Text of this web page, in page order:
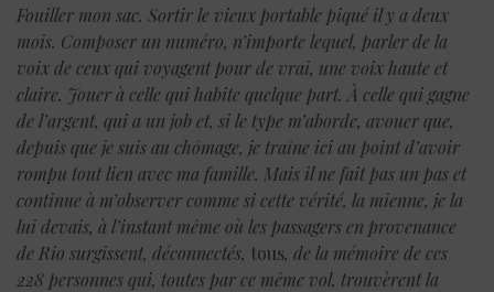
Fouiller mon sac. Sortir le vieux portable piqué il y a deux
mois. Composer un numéro, n’importe lequel, parler de la
voix de ceux qui voyagent pour de vrai, une voix haute et
claire. Jouer à celle qui habite quelque part. À celle qui gagne
de l’argent, qui a un job et, si le type m’aborde, avouer que,
depuis que je suis au chômage, je traîne ici au point d’avoir
rompu tout lien avec ma famille. Mais il ne fait pas un pas et
continue à m’observer comme si cette vérité, la mienne, je la
lui devais, à l’instant même où les passagers en provenance
de Rio surgissent, déconnectés, tous, de la mémoire de ces
228 personnes qui, toutes par ce même vol, trouvèrent la